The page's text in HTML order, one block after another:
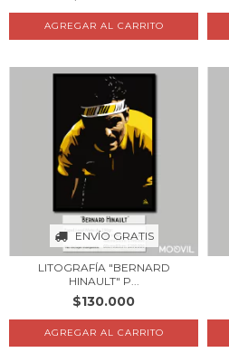
AGREGAR AL CARRITO
ENVÍO GRATIS
LITOGRAFÍA "BERNARD
HINAULT" P...
$130.000
AGREGAR AL CARRITO